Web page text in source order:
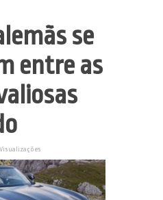
se
entre as
Visualizações